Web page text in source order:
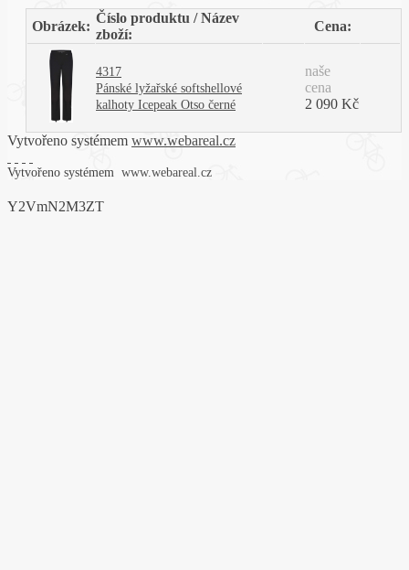
Obrázek:
Číslo produktu / Název
zboží:
Cena:
4317
Pánské lyžařské softshellové
kalhoty Icepeak Otso černé
naše
cena
2 090 Kč
Vytvořeno systémem www.webareal.cz
Vytvořeno systémem www.webareal.cz
Y2VmN2M3ZT